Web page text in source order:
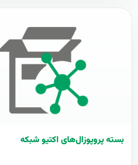
بسته پروپوزال‌های اکتیو شبکه